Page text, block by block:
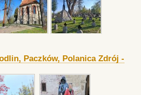
Paczków, Polanica Zdrój -